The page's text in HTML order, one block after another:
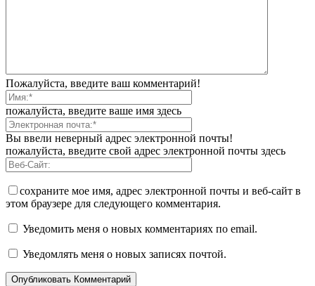
Пожалуйста, введите ваш комментарий!
пожалуйста, введите ваше имя здесь
Вы ввели неверный адрес электронной почты!
пожалуйста, введите свой адрес электронной почты здесь
сохраните мое имя, адрес электронной почты и веб-сайт в
этом браузере для следующего комментария.
Уведомить меня о новых комментариях по email.
Уведомлять меня о новых записях почтой.